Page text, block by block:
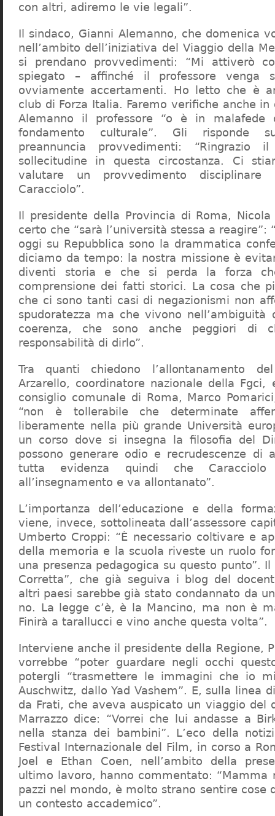
con altri, adiremo le vie legali”.
Il sindaco, Gianni Alemanno, che domenica
nell’ambito dell’iniziativa del Viaggio della
si prendano provvedimenti: “Mi attiverò
spiegato – affinché il professore venga
ovviamente accertamenti. Ho letto che è
club di Forza Italia. Faremo verifiche anche in
Alemanno il professore “o è in malafede
fondamento culturale”. Gli risponde
preannuncia provvedimenti:
sollecitudine in questa circostanza. Ci
valutare un provvedimento
Caracciolo”.
Il presidente della Provincia di Roma,
certo che “sarà l’università stessa a reagire”:
oggi su Repubblica sono la drammatica
diciamo da tempo: la nostra missione è
diventi storia e che si perda la forza
comprensione dei fatti storici. La cosa che
che ci sono tanti casi di negazionismi non
spudoratezza ma che vivono nell’ambiguità
coerenza, che sono anche peggiori di
responsabilità di dirlo”.
Tra quanti chiedono l’allontanamento
Arzarello, coordinatore nazionale della
consiglio comunale di Roma, Marco
“non è tollerabile che determinate
liberamente nella più grande Università
un corso dove si insegna la filosofia del
possono generare odio e recrudescenze di
tutta evidenza quindi che
all’insegnamento e va allontanato”.
L’importanza dell’educazione e della
viene, invece, sottolineata dall’assessore
Umberto Croppi: “È necessario coltivare e
della memoria e la scuola riveste un ruolo
una presenza pedagogica su questo punto”.
Corretta”, che già seguiva i blog del
altri paesi sarebbe già stato condannato da
no. La legge c’è, è la Mancino, ma non è
Finirà a tarallucci e vino anche questa volta”.
Interviene anche il presidente della Regione,
vorrebbe “poter guardare negli occhi
potergli “trasmettere le immagini che io
Auschwitz, dallo Yad Vashem”. E, sulla linea
da Frati, che aveva auspicato un viaggio del
Marrazzo dice: “Vorrei che lui andasse a
nella stanza dei bambini”. L’eco della
Festival Internazionale del Film, in corso a
Joel e Ethan Coen, nell’ambito della
ultimo lavoro, hanno commentato: “Mamma
pazzi nel mondo, è molto strano sentire cose
un contesto accademico”.